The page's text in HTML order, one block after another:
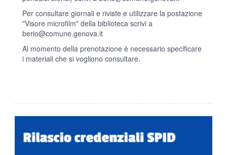
Per consultare giornali e riviste e utilizzare la postazione
"Visore microfilm" della biblioteca scrivi a
berio@comune.genova.it
Al momento della prenotazione è necessario specificare
i materiali che si vogliono consultare.